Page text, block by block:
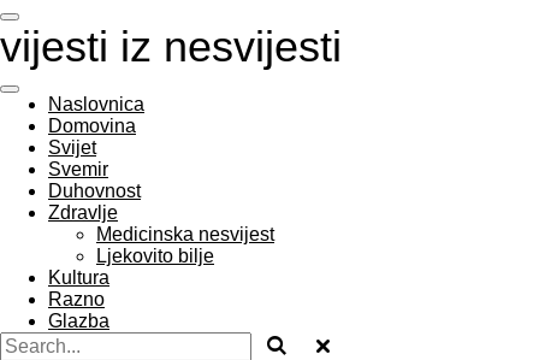
Skip
to
main
content
vijesti iz nesvijesti
Naslovnica
Domovina
Svijet
Svemir
Duhovnost
Zdravlje
Medicinska nesvijest
Ljekovito bilje
Kultura
Razno
Glazba